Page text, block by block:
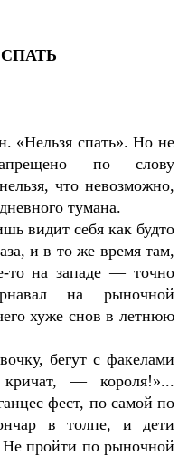
«Нельзя спать». Но не
по слову
что невозможно,
тумана.
видит себя как будто
и в то же время там,
то на западе — точно
на рыночной
хуже снов в летнюю
бегут с факелами
— короля!»...
фест, по самой по
в толпе, и дети
Не пройти по рыночной